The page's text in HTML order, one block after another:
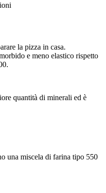
la pizza in casa.
e meno elastico rispetto
quantità di minerali ed è
una miscela di farina tipo 550